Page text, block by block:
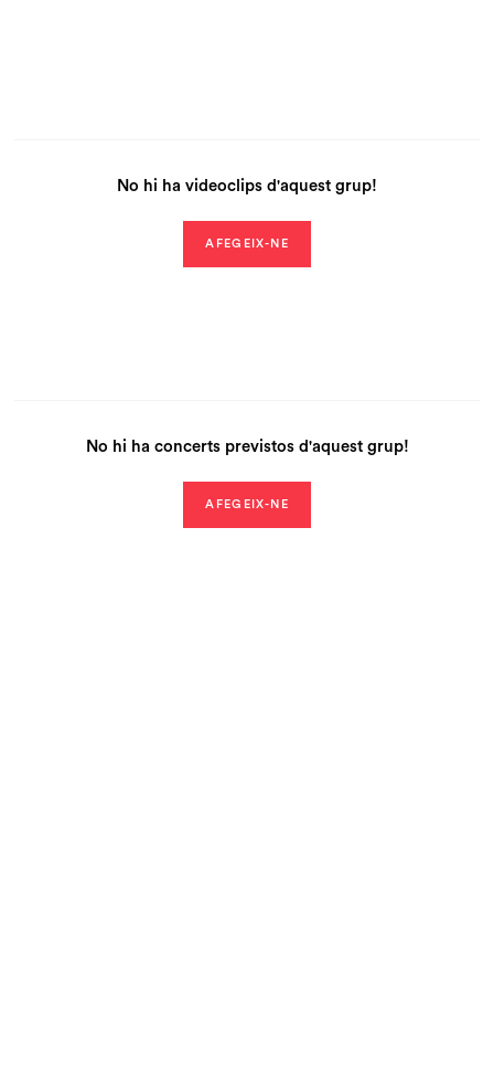
No hi ha videoclips d'aquest grup!
AFEGEIX-NE
No hi ha concerts previstos d'aquest grup!
AFEGEIX-NE